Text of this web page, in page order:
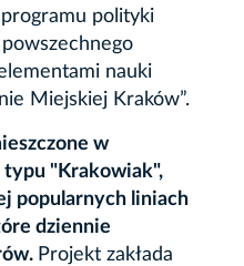
polityki
nauki
Miejskiej Kraków”.
w
typu "Krakowiak",
popularnych liniach
dziennie
Projekt zakłada